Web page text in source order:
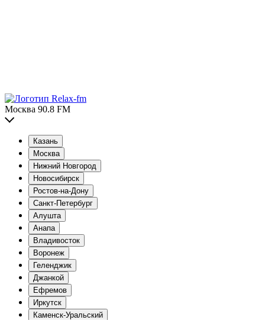
Москва 90.8 FM
Казань
Москва
Нижний Новгород
Новосибирск
Ростов-на-Дону
Санкт-Петербург
Алушта
Анапа
Владивосток
Воронеж
Геленджик
Джанкой
Ефремов
Иркутск
Каменск-Уральский